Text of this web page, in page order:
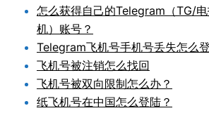
怎么获得自己的Telegram（TG/
机）账号？
Telegram飞机号手机号丢失怎么
飞机号被注销怎么找回
飞机号被双向限制怎么办？
纸飞机号在中国怎么登陆？